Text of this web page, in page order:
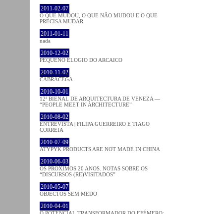
2011-02-07
O QUE MUDOU, O QUE NÃO MUDOU E O QUE
PRECISA MUDAR
2011-01-11
nada
2010-12-02
PEQUENO ELOGIO DO ARCAICO
2010-11-02
CABRACEGA
2010-10-01
12ª BIENAL DE ARQUITECTURA DE VENEZA —
“PEOPLE MEET IN ARCHITECTURE”
2010-08-02
ENTREVISTA | FILIPA GUERREIRO E TIAGO
CORREIA
2010-07-09
ATYPYK PRODUCTS ARE NOT MADE IN CHINA
2010-06-03
OS PRÓXIMOS 20 ANOS. NOTAS SOBRE OS
“DISCURSOS (RE)VISITADOS”
2010-05-07
OBJECTOS SEM MEDO
2010-04-01